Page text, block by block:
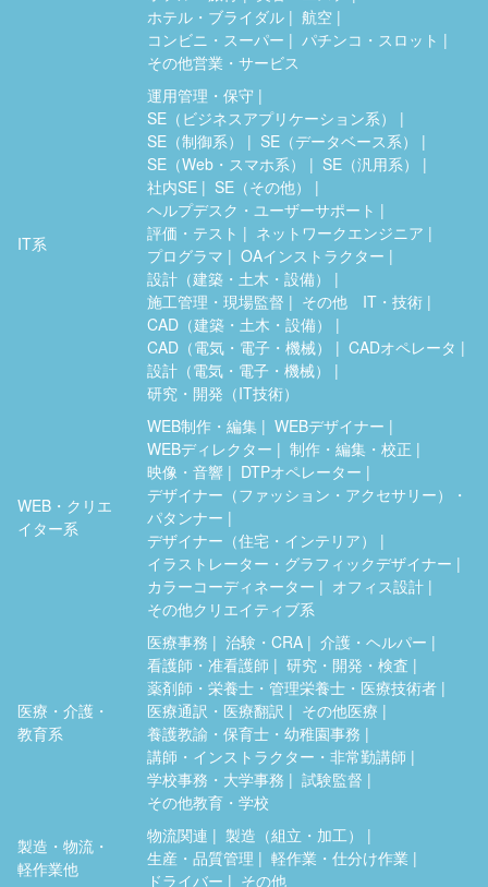
ホテル・ブライダル
航空
コンビニ・スーパー
パチンコ・スロット
その他営業・サービス
IT系
運用管理・保守
SE（ビジネスアプリケーション系）
SE（制御系）
SE（データベース系）
SE（Web・スマホ系）
SE（汎用系）
社内SE
SE（その他）
ヘルプデスク・ユーザーサポート
評価・テスト
ネットワークエンジニア
プログラマ
OAインストラクター
設計（建築・土木・設備）
施工管理・現場監督
その他 IT・技術
CAD（建築・土木・設備）
CAD（電気・電子・機械）
CADオペレータ
設計（電気・電子・機械）
研究・開発（IT技術）
WEB・クリエ
イター系
WEB制作・編集
WEBデザイナー
WEBディレクター
制作・編集・校正
映像・音響
DTPオペレーター
デザイナー（ファッション・アクセサリー）・
パタンナー
デザイナー（住宅・インテリア）
イラストレーター・グラフィックデザイナー
カラーコーディネーター
オフィス設計
その他クリエイティブ系
医療・介護・
教育系
医療事務 治験・CRA
介護・ヘルパー
看護師・准看護師
研究・開発・検査
薬剤師・栄養士・管理栄養士・医療技術者
医療通訳・医療翻訳
その他医療
養護教諭・保育士・幼稚園事務
講師・インストラクター・非常勤講師
学校事務・大学事務
試験監督
その他教育・学校
製造・物流・
軽作業他
物流関連
製造（組立・加工）
生産・品質管理
軽作業・仕分け作業
ドライバー
その他